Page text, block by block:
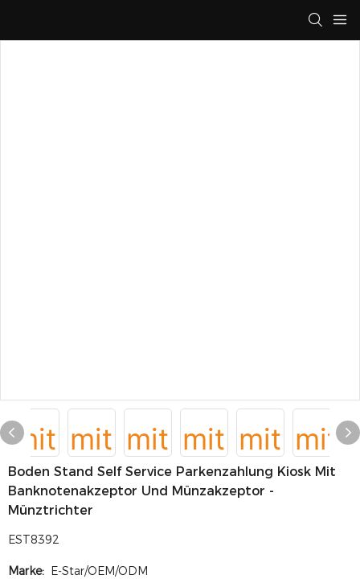
Boden Stand Self Service Parkenzahlung Kiosk Mit
Banknotenakzeptor Und Münzakzeptor -
Münztrichter
EST8392
Marke: E-Star/OEM/ODM